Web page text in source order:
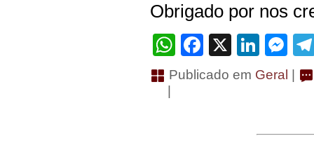
Obrigado por nos
WhatsApp
Facebook
X
Publicado em Geral